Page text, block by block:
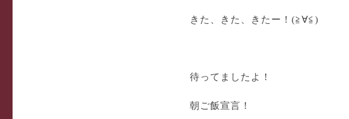
きた、きた、きたー！(≧∀≦)
待ってましたよ！
朝ご飯宣言！